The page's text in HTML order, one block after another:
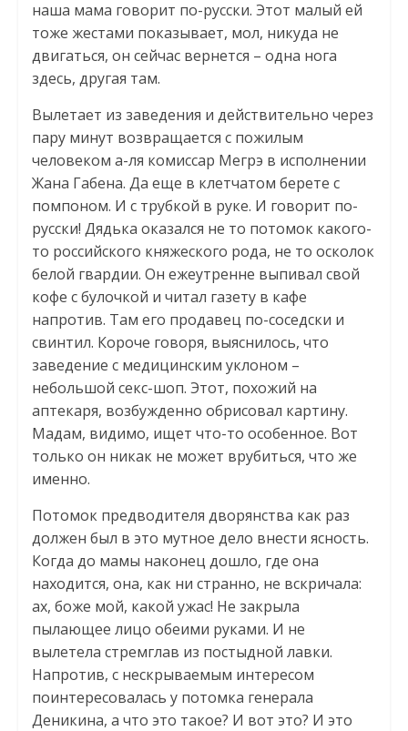
наша мама говорит по-русски. Этот малый ей
тоже жестами показывает, мол, никуда не
двигаться, он сейчас вернется – одна нога
здесь, другая там.
Вылетает из заведения и действительно через
пару минут возвращается с пожилым
человеком а-ля комиссар Мегрэ в исполнении
Жана Габена. Да еще в клетчатом берете с
помпоном. И с трубкой в руке. И говорит по-
русски! Дядька оказался не то потомок какого-
то российского княжеского рода, не то осколок
белой гвардии. Он ежеутренне выпивал свой
кофе с булочкой и читал газету в кафе
напротив. Там его продавец по-соседски и
свинтил. Короче говоря, выяснилось, что
заведение с медицинским уклоном –
небольшой ceкс-шоп. Этот, похожий на
аптекаря, возбужденно обрисовал картину.
Мадам, видимо, ищет что-то особенное. Вот
только он никак не может врубиться, что же
именно.
Потомок предводителя дворянства как раз
должен был в это мутное дело внести ясность.
Когда до мамы наконец дошло, где она
находится, она, как ни странно, не вскричала:
ах, боже мой, какой ужас! Не закрыла
пылающее лицо обеими руками. И не
вылетела стремглав из постыдной лавки.
Напротив, с нескрываемым интересом
поинтересовалась у потомка генерала
Деникина, а что это такое? И вот это? И это